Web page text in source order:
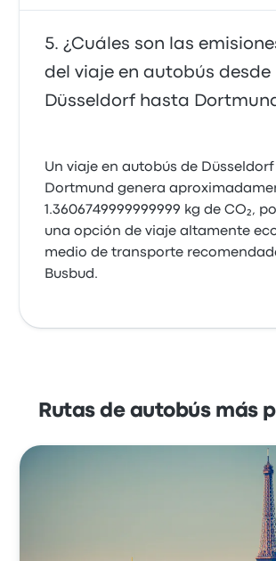
¿Cuáles son las
del viaje en autobús desde
Düsseldorf hasta
Un viaje en autobús de Düsseldorf
Dortmund genera
1.3606749999999999 kg de CO₂,
una opción de viaje altamente
medio de transporte
Busbud.
Rutas de autobús más